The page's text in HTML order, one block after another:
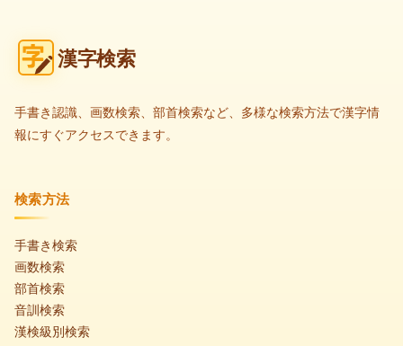
漢字検索
手書き認識、画数検索、部首検索など、多様な検索方法で漢字情
報にすぐアクセスできます。
検索方法
手書き検索
画数検索
部首検索
音訓検索
漢検級別検索